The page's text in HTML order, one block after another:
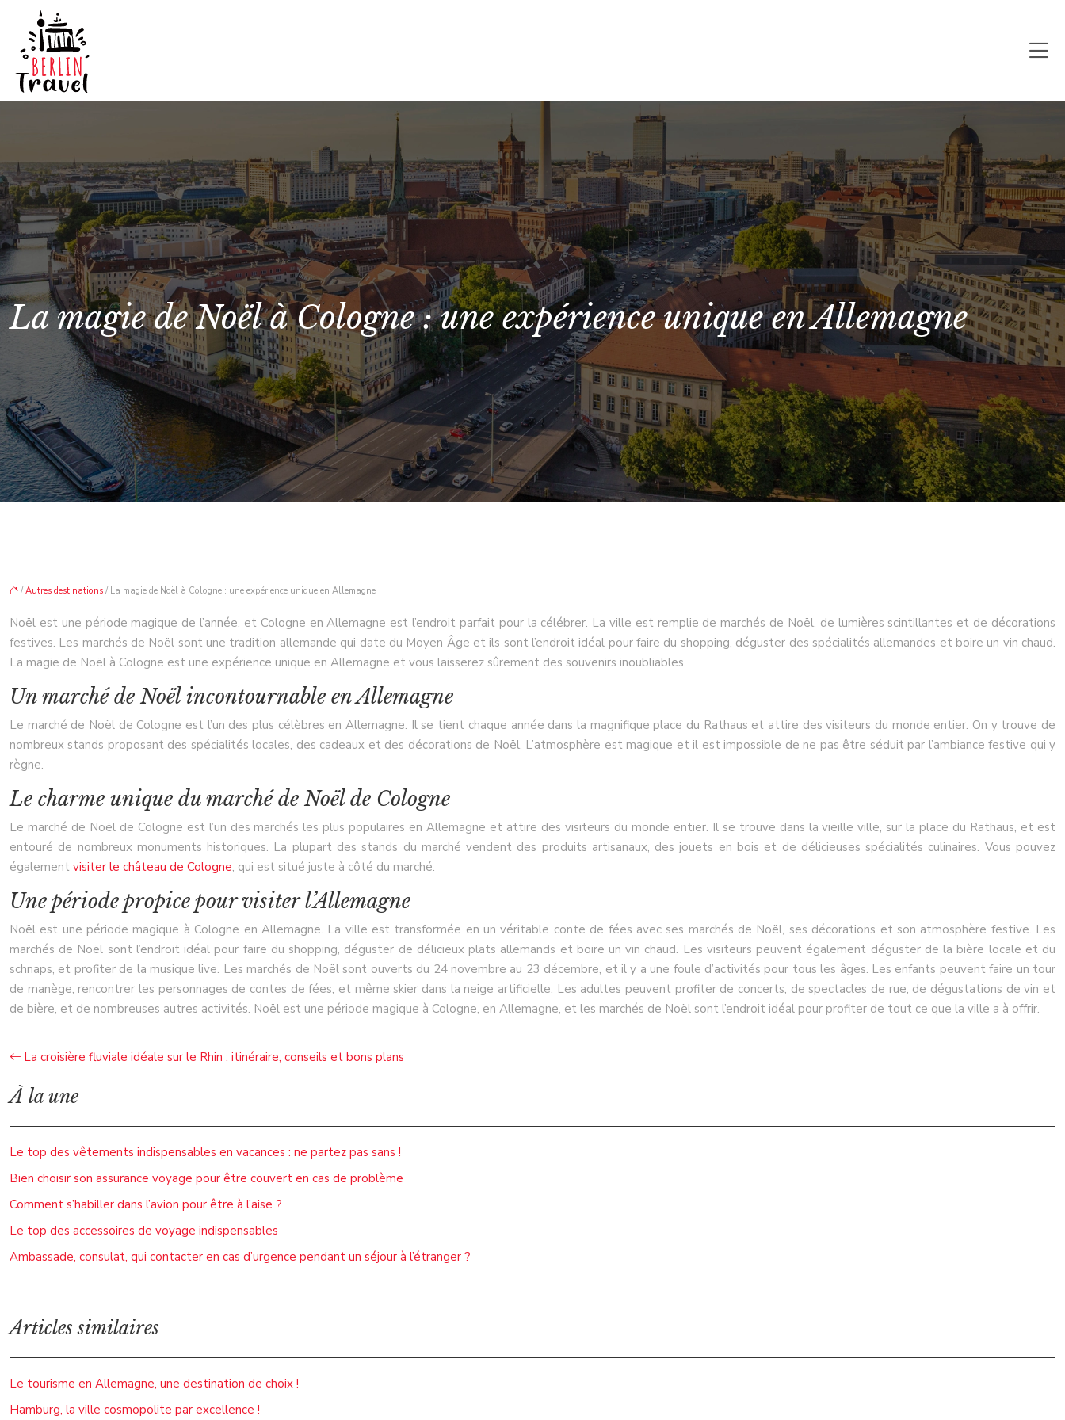
La magie de Noël à Cologne : une expérience unique en Allemagne
/ Autres destinations / La magie de Noël à Cologne : une expérience unique en Allemagne
Noël est une période magique de l’année, et Cologne en Allemagne est l’endroit parfait pour la célébrer. La ville est remplie de marchés de Noël, de lumières scintillantes et de décorations
festives. Les marchés de Noël sont une tradition allemande qui date du Moyen Âge et ils sont l’endroit idéal pour faire du shopping, déguster des spécialités allemandes et boire un vin chaud.
La magie de Noël à Cologne est une expérience unique en Allemagne et vous laisserez sûrement des souvenirs inoubliables.
Un marché de Noël incontournable en Allemagne
Le marché de Noël de Cologne est l’un des plus célèbres en Allemagne. Il se tient chaque année dans la magnifique place du Rathaus et attire des visiteurs du monde entier. On y trouve de
nombreux stands proposant des spécialités locales, des cadeaux et des décorations de Noël. L’atmosphère est magique et il est impossible de ne pas être séduit par l’ambiance festive qui y
règne.
Le charme unique du marché de Noël de Cologne
Le marché de Noël de Cologne est l’un des marchés les plus populaires en Allemagne et attire des visiteurs du monde entier. Il se trouve dans la vieille ville, sur la place du Rathaus, et est
entouré de nombreux monuments historiques. La plupart des stands du marché vendent des produits artisanaux, des jouets en bois et de délicieuses spécialités culinaires. Vous pouvez
également visiter le château de Cologne, qui est situé juste à côté du marché.
Une période propice pour visiter l’Allemagne
Noël est une période magique à Cologne en Allemagne. La ville est transformée en un véritable conte de fées avec ses marchés de Noël, ses décorations et son atmosphère festive. Les
marchés de Noël sont l’endroit idéal pour faire du shopping, déguster de délicieux plats allemands et boire un vin chaud. Les visiteurs peuvent également déguster de la bière locale et du
schnaps, et profiter de la musique live. Les marchés de Noël sont ouverts du 24 novembre au 23 décembre, et il y a une foule d’activités pour tous les âges. Les enfants peuvent faire un tour
de manège, rencontrer les personnages de contes de fées, et même skier dans la neige artificielle. Les adultes peuvent profiter de concerts, de spectacles de rue, de dégustations de vin et
de bière, et de nombreuses autres activités. Noël est une période magique à Cologne, en Allemagne, et les marchés de Noël sont l’endroit idéal pour profiter de tout ce que la ville a à offrir.
La croisière fluviale idéale sur le Rhin : itinéraire, conseils et bons plans
À la une
Le top des vêtements indispensables en vacances : ne partez pas sans !
Bien choisir son assurance voyage pour être couvert en cas de problème
Comment s’habiller dans l’avion pour être à l’aise ?
Le top des accessoires de voyage indispensables
Ambassade, consulat, qui contacter en cas d’urgence pendant un séjour à l’étranger ?
Articles similaires
Le tourisme en Allemagne, une destination de choix !
Hamburg, la ville cosmopolite par excellence !